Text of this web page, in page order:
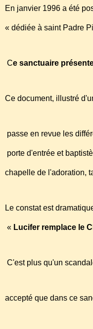
En janvier 1996 a été
« dédiée à saint Padre
Ce sanctuaire
Ce document, illustré
passe en revue les
porte d'entrée et
chapelle de l'adoration,
Le constat est
« Lucifer remplace le
C'est plus qu'un
accepté que dans ce